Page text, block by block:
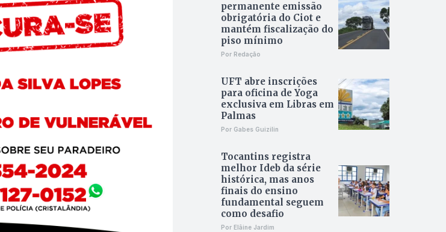
permanente emissão
obrigatória do Ciot e
mantém fiscalização do
piso mínimo
Por Redação
UFT abre inscrições
para oficina de Yoga
exclusiva em Libras em
Palmas
Por Gabes Guizilin
Tocantins registra
melhor Ideb da série
histórica, mas anos
finais do ensino
fundamental seguem
como desafio
Por Elâine Jardim